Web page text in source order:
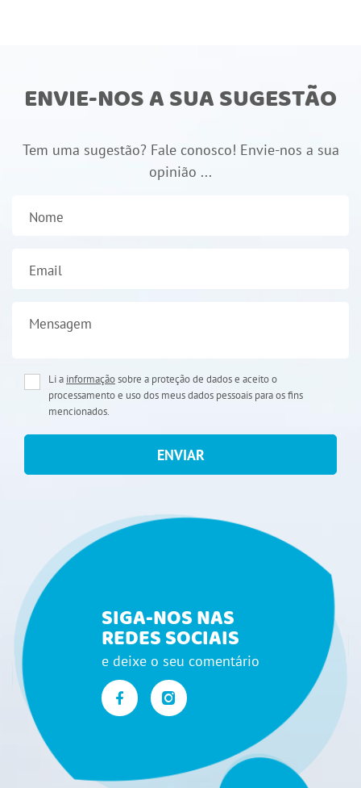
ENVIE-NOS A SUA SUGESTÃO
Tem uma sugestão? Fale conosco! Envie-nos a sua
opinião ...
Nome
Email
Mensagem
Li a informaçãosobre a proteção de dados e aceito o
processamento e uso dos meus dados pessoais para os fins
mencionados.
ENVIAR
SIGA-NOS NAS
REDES SOCIAIS
e deixe o seu comentário